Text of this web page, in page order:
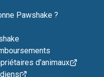
Pawshake ?
d'animaux